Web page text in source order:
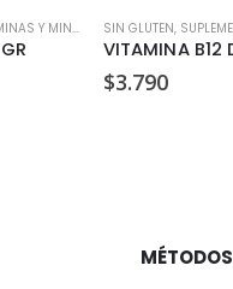
Y MINERALES SIN GLUTEN,
VITAMINA B12
$3.790